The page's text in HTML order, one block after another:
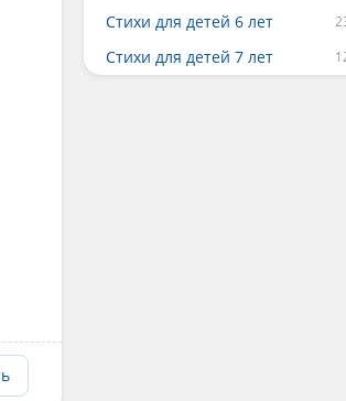
Стихи для детей 6 лет
Стихи для детей 7 лет